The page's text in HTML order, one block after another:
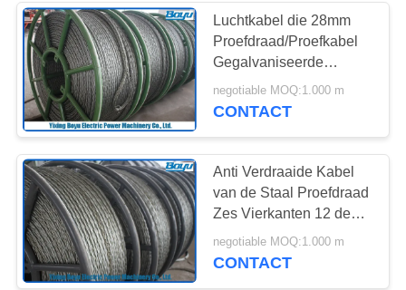
Luchtkabel die 28mm
Proefdraad/Proefkabel
Gegalvaniseerde
Staalkabel vastbinden
negotiable MOQ:1.000 m
CONTACT
Anti Verdraaide Kabel
van de Staal Proefdraad
Zes Vierkanten 12 de
Lijn van de
Bundelstransmissie het
negotiable MOQ:1.000 m
CONTACT